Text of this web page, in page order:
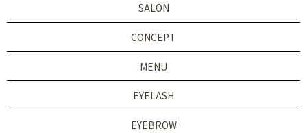
SALON
CONCEPT
MENU
EYELASH
EYEBROW